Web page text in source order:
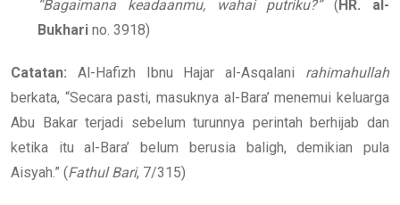
“Bagaimana keadaanmu, wahai putriku?”( HR. al-
Bukhari no. 3918)
Catatan: Al-Hafizh Ibnu Hajar al-Asqalani rahimahullah
berkata, “Secara pasti, masuknya al-Bara’ menemui keluarga
Abu Bakar terjadi sebelum turunnya perintah berhijab dan
ketika itu al-Bara’ belum berusia baligh, demikian pula
Aisyah.” (Fathul Bari, 7/315)